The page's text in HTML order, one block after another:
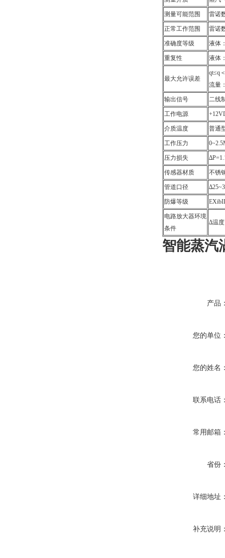
测量可能范围 雷诺
正常工作范围 雷诺
准确度等级 液体
重复性 液体
最大允许误差
流量
输出信号 二线
工作电源
介质温度 普通
工作压力
压力损失
传感器材质 不锈
管道口径
防爆等级
电路放大器环境
条件
∆温度
智能蒸汽
产品
您的单位
您的姓名
联系电话
常用邮箱
省份
详细地址
补充说明